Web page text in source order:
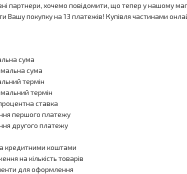
партнери, хочемо повідомити, що тепер у нашому
Вашу покупку на 13 платежів! Купівля частинами
сума
сума
термін
термін
ставка
першого платежу
другого платежу
кредитними коштами
на кількість товарів
для оформлення